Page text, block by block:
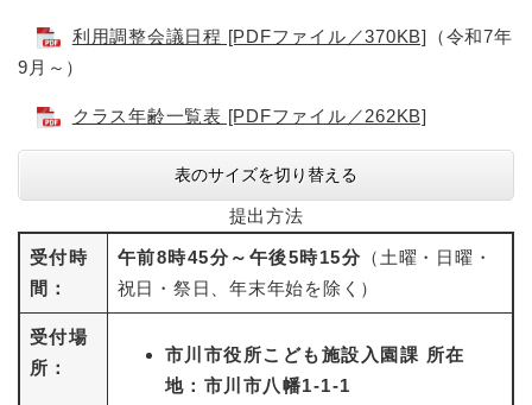
利用調整会議日程 [PDFファイル／370KB]
（令和7年
9月～）
クラス年齢一覧表 [PDFファイル／262KB]
表のサイズを切り替える
提出方法
受付時
間：
午前8時45分～午後5時15分 （土曜・日曜・
祝日・祭日、年末年始を除く）
受付場
所：
市川市役所こども施設入園課 所在
地：市川市八幡1-1-1